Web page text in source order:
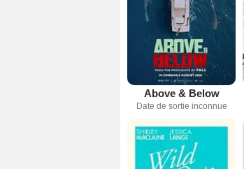
Above & Below
Date de sortie inconnue